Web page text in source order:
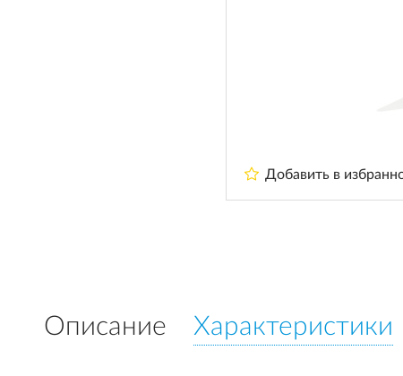
Добавить в
Описание Характеристики